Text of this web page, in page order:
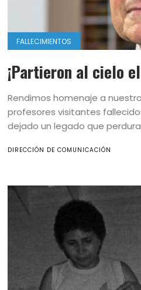
FALLECIMIENTOS
¡Partieron al cielo
Rendimos homenaje a
profesores visitantes
dejado un legado que
DIRECCIÓN DE COMUNICACIÓN